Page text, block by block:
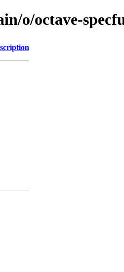
o/octave-